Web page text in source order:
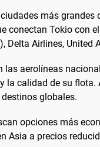
más
conectan Tokio con
Delta Airlines, United
las aerolíneas
la calidad de su
globales.
opciones más
Asia a precios